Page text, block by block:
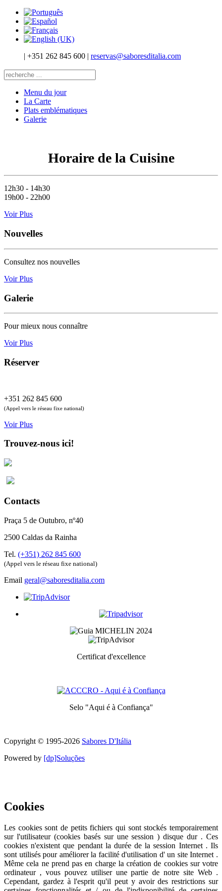
| +351 262 845 600 | reservas@saboresditalia.com
Menu du jour
La Carte
Plats emblématiques
Galerie
Horaire de la Cuisine
12h30 - 14h30
19h00 - 22h00
Voir Plus
Nouvelles
Consultez nos nouvelles
Voir Plus
Galerie
Pour mieux nous connaître
Voir Plus
Réserver
+351 262 845 600
(Appel vers le réseau fixe national)
Voir Plus
Trouvez-nous ici!
Contacts
Praça 5 de Outubro, nº40
2500 Caldas da Rainha
Tel. (+351) 262 845 600
(Appel vers le réseau fixe national)
Email geral@saboresditalia.com
Certificat d'excellence
Selo "Aqui é à Confiança"
Copyright © 1995-2026 Sabores D'Itália
Powered by [dp]Soluções
Cookies
Les cookies sont de petits fichiers qui sont stockés temporairement
sur ​​l'utilisateur (cookies basés sur une session ) disque dur . Ces
cookies n'existent que pendant la durée de la session Internet . Ils
sont utilisés pour améliorer la facilité d'utilisation d' un site Internet .
Même cela ne prend pas en charge la création de cookies sur votre
ordinateur , vous pouvez utiliser une partie de notre site Web .
Cependant, gardez à l'esprit qu'il peut y avoir des restrictions sur